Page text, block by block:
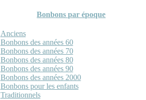
Bonbons par époque
Anciens
Bonbons des années 60
Bonbons des années 70
Bonbons des années 80
Bonbons des années 90
Bonbons des années 2000
Bonbons pour les enfants
Traditionnels